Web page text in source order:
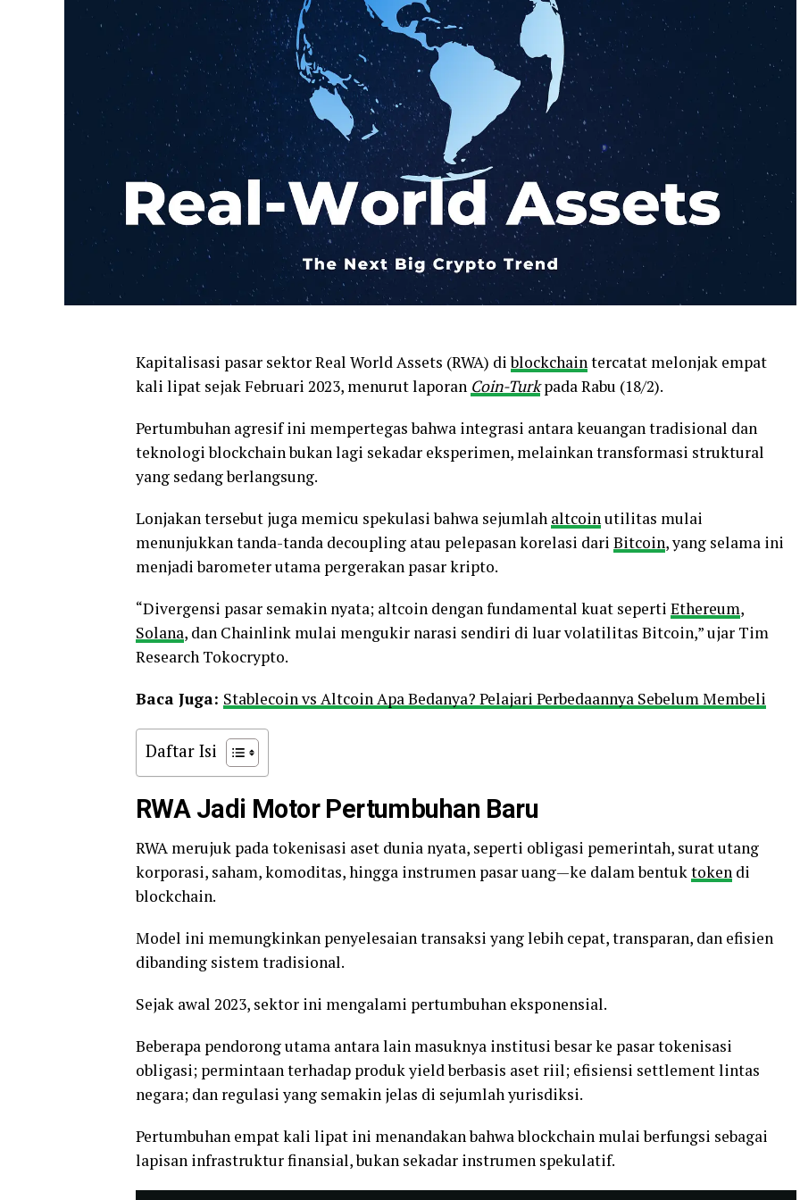
Kapitalisasi pasar sektor Real World Assets (RWA) diblockchaintercatat melonjak empat
kali lipat sejak Februari 2023, menurut laporan Coin-Turkpada Rabu (18/2).
Pertumbuhan agresif ini mempertegas bahwa integrasi antara keuangan tradisional dan
teknologi blockchain bukan lagi sekadar eksperimen, melainkan transformasi struktural
yang sedang berlangsung.
Lonjakan tersebut juga memicu spekulasi bahwa sejumlah altcoinutilitas mulai
menunjukkan tanda-tanda decoupling atau pelepasan korelasi dari Bitcoin, yang selama ini
menjadi barometer utama pergerakan pasar kripto.
“Divergensi pasar semakin nyata; altcoin dengan fundamental kuat seperti Ethereum,
Solana, dan Chainlink mulai mengukir narasi sendiri di luar volatilitas Bitcoin,” ujar Tim
Research Tokocrypto.
Baca Juga: Stablecoin vs Altcoin Apa Bedanya? Pelajari Perbedaannya Sebelum Membeli
Daftar Isi
RWA Jadi Motor Pertumbuhan Baru
RWA merujuk pada tokenisasi aset dunia nyata, seperti obligasi pemerintah, surat utang
korporasi, saham, komoditas, hingga instrumen pasar uang—ke dalam bentuktoken di
blockchain.
Model ini memungkinkan penyelesaian transaksi yang lebih cepat, transparan, dan efisien
dibanding sistem tradisional.
Sejak awal 2023, sektor ini mengalami pertumbuhan eksponensial.
Beberapa pendorong utama antara lain masuknya institusi besar ke pasar tokenisasi
obligasi; permintaan terhadap produk yield berbasis aset riil; efisiensi settlement lintas
negara; dan regulasi yang semakin jelas di sejumlah yurisdiksi.
Pertumbuhan empat kali lipat ini menandakan bahwa blockchain mulai berfungsi sebagai
lapisan infrastruktur finansial, bukan sekadar instrumen spekulatif.